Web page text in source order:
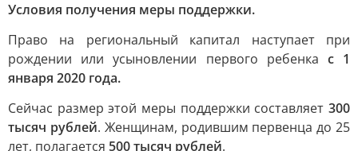
Условия получения меры поддержки.
Право на региональный капитал наступает при
рождении или усыновлении первого ребенка с 1
января 2020 года.
Сейчас размер этой меры поддержки составляет 300
тысяч рублей. Женщинам, родившим первенца до 25
лет, полагается 500 тысяч рублей.